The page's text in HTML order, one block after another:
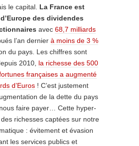
le capital. La France est
des dividendes
avec 68,7 milliards
l’an dernier à moins de 3 %
du pays. Les chiffres sont
2010, la richesse des 500
françaises a augmenté
d’Euros ! C’est justement
de la dette du pays
faire payer… Cette hyper-
richesses captées sur notre
: évitement et évasion
les services publics et